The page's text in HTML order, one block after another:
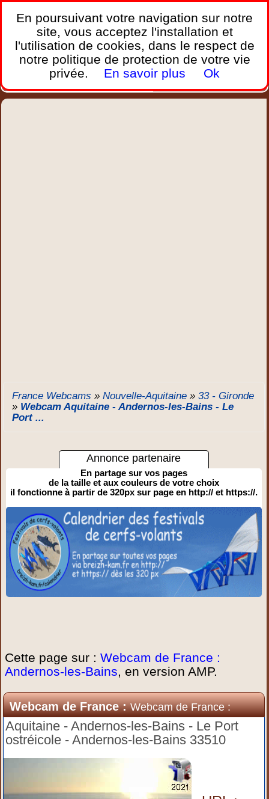
France Webcams,
Les webcams sur mobiles, portables et PC.
Home Bretagne Corse Plages Ports Montagnes
Trafic Chercher New
France Webcams »Nouvelle-Aquitaine »33 - Gironde
» Webcam Aquitaine - Andernos-les-Bains - Le
Port ...
Annonce partenaire
En partage sur vos pages
de la taille et aux couleurs de votre choix
il fonctionne à partir de 320px sur page en http:// et https://.
Cette page sur :Webcam de France :
Andernos-les-Bains, en version AMP.
Webcam de France :Webcam de France :
Andernos-les-Bains
Aquitaine - Andernos-les-Bains - Le Port
ostréicole - Andernos-les-Bains 33510
En poursuivant votre navigation sur notre
site, vous acceptez l'installation et
l'utilisation de cookies, dans le respect de
notre politique de protection de votre vie
privée.
En savoir plus Ok